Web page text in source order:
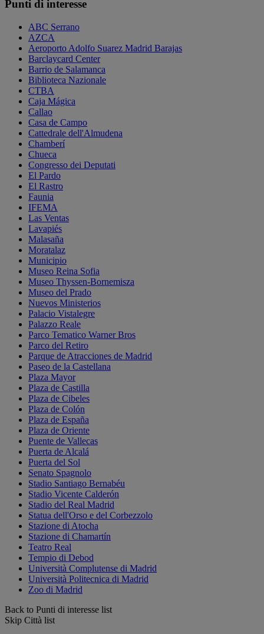
Punti di interesse
ABC Serrano
AZCA
Aeroporto Adolfo Suarez Madrid Barajas
Barclaycard Center
Barrio de Salamanca
Biblioteca Nazionale
CTBA
Caja Mágica
Callao
Casa de Campo
Cattedrale dell'Almudena
Chamberí
Chueca
Congresso dei Deputati
El Pardo
El Rastro
Faunia
IFEMA
Las Ventas
Lavapiés
Malasaña
Moratalaz
Municipio
Museo Reina Sofia
Museo Thyssen-Bornemisza
Museo del Prado
Nuevos Ministerios
Palacio Vistalegre
Palazzo Reale
Parco Tematico Warner Bros
Parco del Retiro
Parque de Atracciones de Madrid
Paseo de la Castellana
Plaza Mayor
Plaza de Castilla
Plaza de Cibeles
Plaza de Colón
Plaza de España
Plaza de Oriente
Puente de Vallecas
Puerta de Alcalá
Puerta del Sol
Senato Spagnolo
Stadio Santiago Bernabéu
Stadio Vicente Calderón
Stadio del Real Madrid
Statua dell'Orso e del Corbezzolo
Stazione di Atocha
Stazione di Chamartín
Teatro Real
Tempio di Debod
Università Complutense di Madrid
Università Politecnica di Madrid
Zoo di Madrid
Back to Punti di interesse list
Skip Città list